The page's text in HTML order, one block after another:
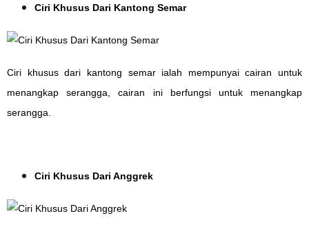
Ciri Khusus Dari Kantong Semar
Ciri khusus dari kantong semar ialah mempunyai cairan untuk
menangkap serangga, cairan ini berfungsi untuk menangkap
serangga.
Ciri Khusus Dari Anggrek